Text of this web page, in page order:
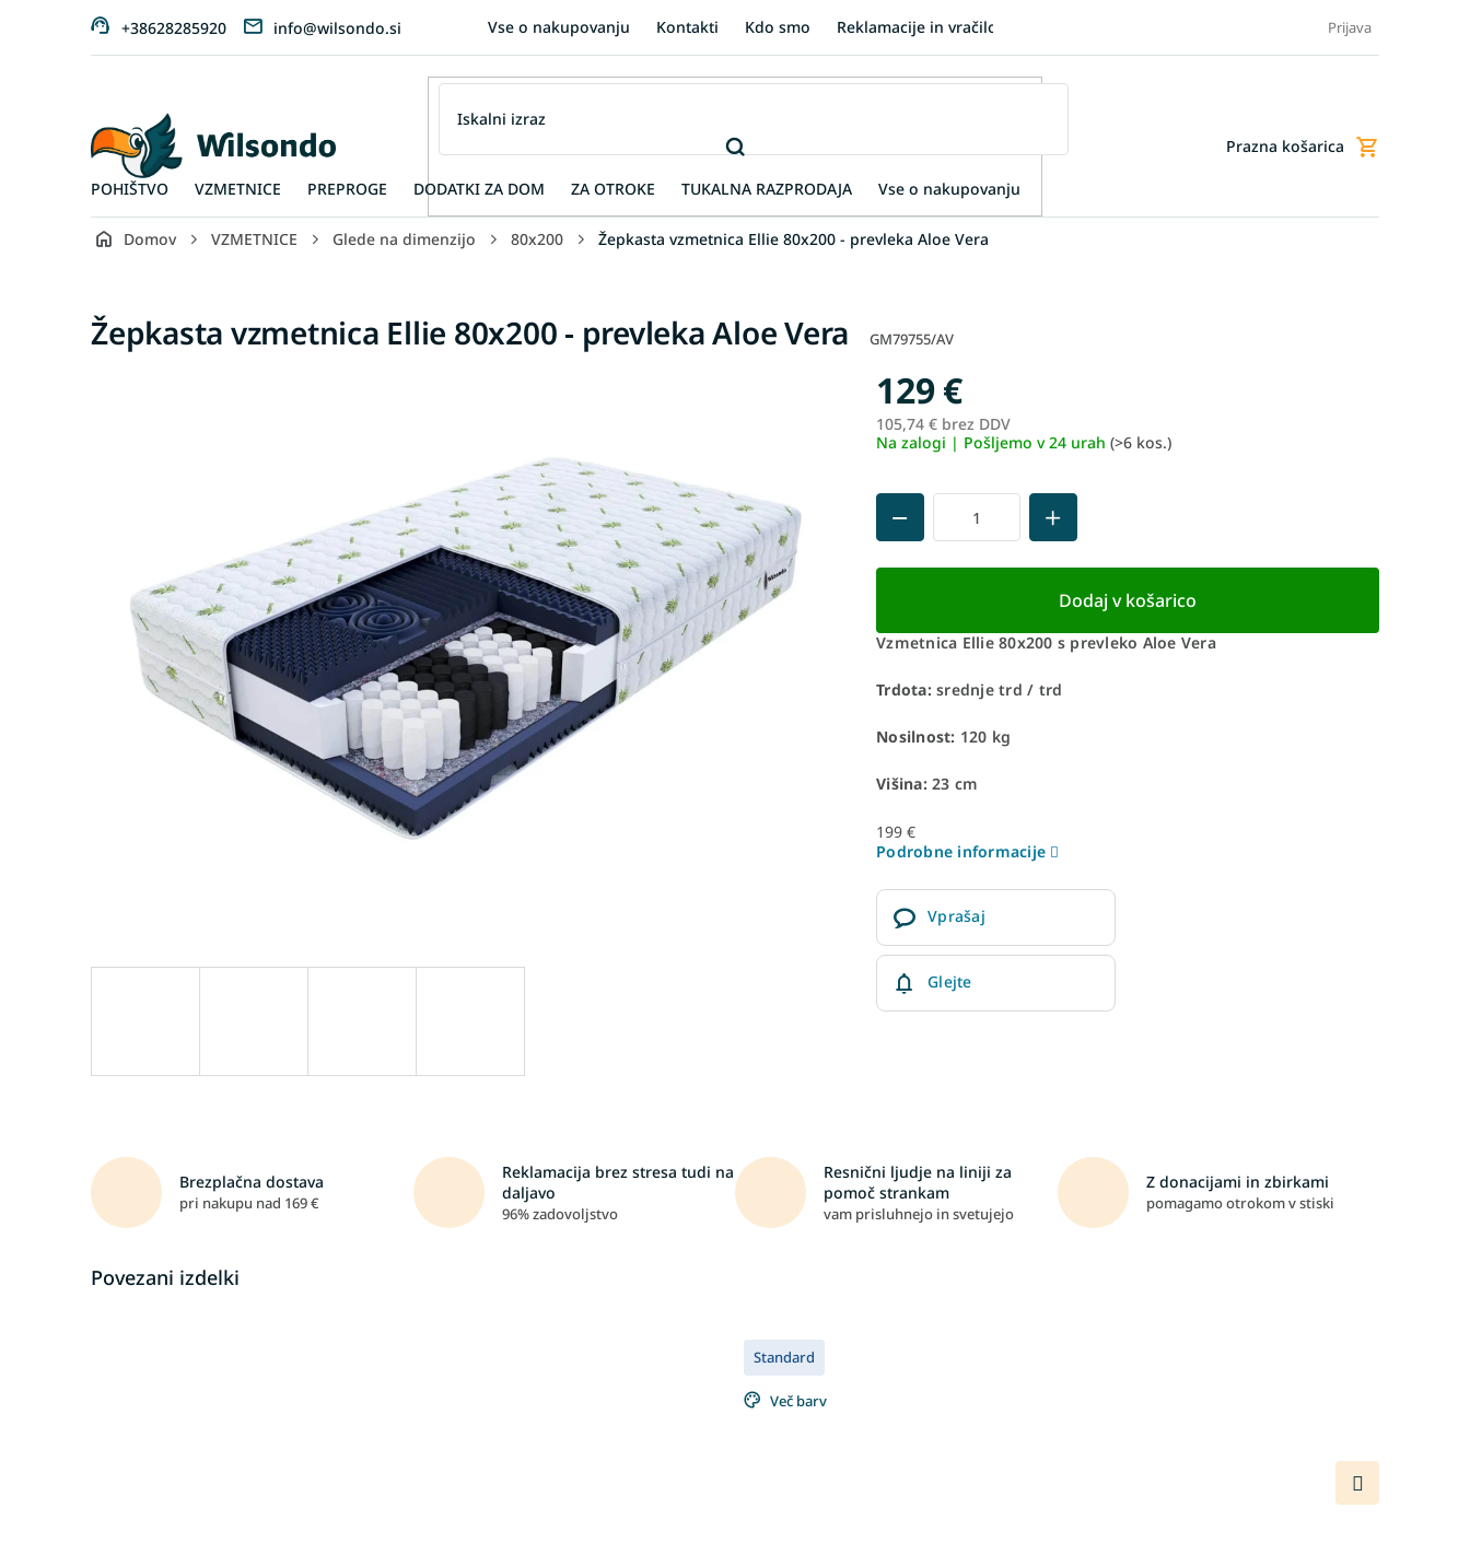
+38628285920 info@wilsondo.si Vse o nakupovanju Kontakti Kdo smo Reklamacije in vračilo blaga Dodatne storitve
Prijava
Nakupovalna
Prazna košarica
POHIŠTVO VZMETNICE PREPROGE DODATKI ZA DOM ZA OTROKE TUKALNA RAZPRODAJA Vse o nakupovanju
Domov VZMETNICE Glede na dimenzijo 80x200 Žepkasta vzmetnica Ellie 80x200 - prevleka Aloe Vera
Žepkasta vzmetnica Ellie 80x200 - prevleka Aloe Vera GM79755/AV
129 €
105,74 € brez DDV
Na zalogi | Pošljemo v 24 urah (>6 kos.)
Dodaj v košarico
Vzmetnica Ellie 80x200 s prevleko Aloe Vera
Trdota:srednje trd / trd
Nosilnost: 120 kg
Višina:23 cm
199 €
Podrobne informacije
Vprašaj
Glejte
Brezplačna dostava
pri nakupu nad 169 €
Reklamacija brez stresa tudi na
daljavo
96% zadovoljstvo
Resnični ljudje na liniji za
pomoč strankam
vam prisluhnejo in svetujejo
Z donacijami in zbirkami
pomagamo otrokom v stiski
Povezani izdelki
Standard
Več barv
Naslednji
izdelek